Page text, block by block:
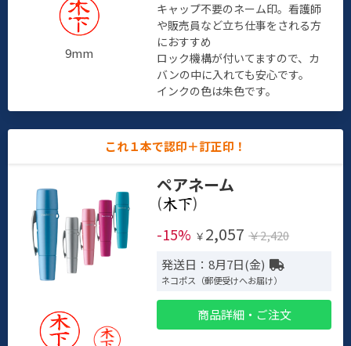
9mm
キャップ不要のネーム印。看護師
や販売員など立ち仕事をされる方
におすすめ
ロック機構が付いてますので、カ
バンの中に入れても安心です。
インクの色は朱色です。
これ１本で認印＋訂正印！
ペアネーム
(
)
-15% ￥ 2,057 ￥2,420
発送日：8月7日(金)
ネコポス（郵便受けへお届け）
商品詳細・ご注文